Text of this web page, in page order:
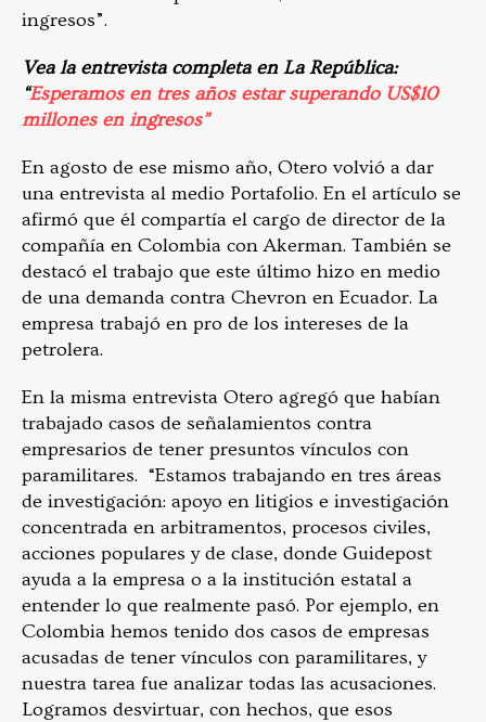
ingresos”.
Vea la entrevista completa en La República:
“Esperamos en tres años estar superando US$10
millones en ingresos”
En agosto de ese mismo año, Otero volvió a dar
una entrevista al medio Portafolio. En el artículo se
afirmó que él compartía el cargo de director de la
compañía en Colombia con Akerman. También se
destacó el trabajo que este último hizo en medio
de una demanda contra Chevron en Ecuador. La
empresa trabajó en pro de los intereses de la
petrolera.
En la misma entrevista Otero agregó que habían
trabajado casos de señalamientos contra
empresarios de tener presuntos vínculos con
paramilitares. “Estamos trabajando en tres áreas
de investigación: apoyo en litigios e investigación
concentrada en arbitramentos, procesos civiles,
acciones populares y de clase, donde Guidepost
ayuda a la empresa o a la institución estatal a
entender lo que realmente pasó. Por ejemplo, en
Colombia hemos tenido dos casos de empresas
acusadas de tener vínculos con paramilitares, y
nuestra tarea fue analizar todas las acusaciones.
Logramos desvirtuar, con hechos, que esos